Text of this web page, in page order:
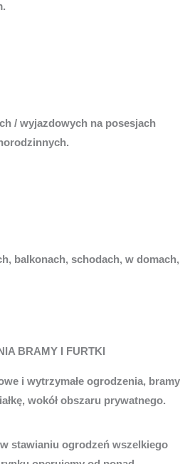
/ wyjazdowych na posesjach
balkonach, schodach, w domach,
BRAMY I FURTKI
i wytrzymałe ogrodzenia, bramy
wokół obszaru prywatnego.
stawianiu ogrodzeń wszelkiego